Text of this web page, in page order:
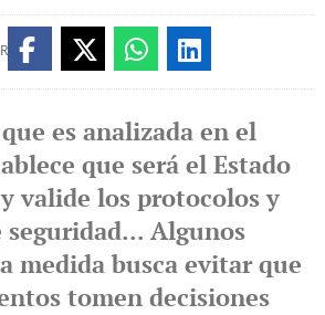
es analizada en el
que será el Estado
valide los protocolos y
seguridad... Algunos
medida busca evitar que
tomen decisiones